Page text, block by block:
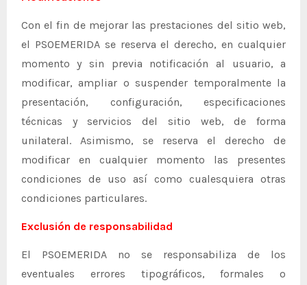
Con el fin de mejorar las prestaciones del sitio web,
el PSOEMERIDA se reserva el derecho, en cualquier
momento y sin previa notificación al usuario, a
modificar, ampliar o suspender temporalmente la
presentación, configuración, especificaciones
técnicas y servicios del sitio web, de forma
unilateral. Asimismo, se reserva el derecho de
modificar en cualquier momento las presentes
condiciones de uso así como cualesquiera otras
condiciones particulares.
Exclusión de responsabilidad
El PSOEMERIDA no se responsabiliza de los
eventuales errores tipográficos, formales o